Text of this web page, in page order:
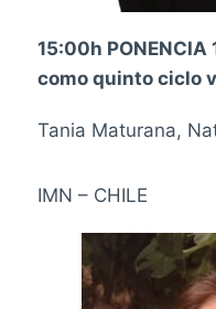
15:00h
como quinto ciclo
Tania Maturana,
IMN – CHILE